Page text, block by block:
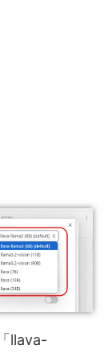
llava-